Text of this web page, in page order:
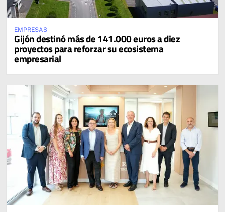
EMPRESAS
Gijón destinó más de 141.000 euros a diez
proyectos para reforzar su ecosistema
empresarial